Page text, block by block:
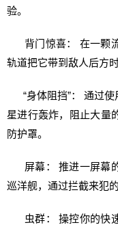
验。
背门惊喜： 在一颗流
轨道把它带到敌人后方
“身体阻挡”： 通过使
星进行轰炸，阻止大量
防护罩。
屏幕： 推进一屏幕的
巡洋舰，通过拦截来犯
虫群： 操控你的快速